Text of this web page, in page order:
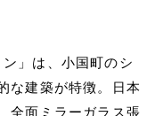
」は、小国町のシ
な建築が特徴。日本
全面ミラーガラス張